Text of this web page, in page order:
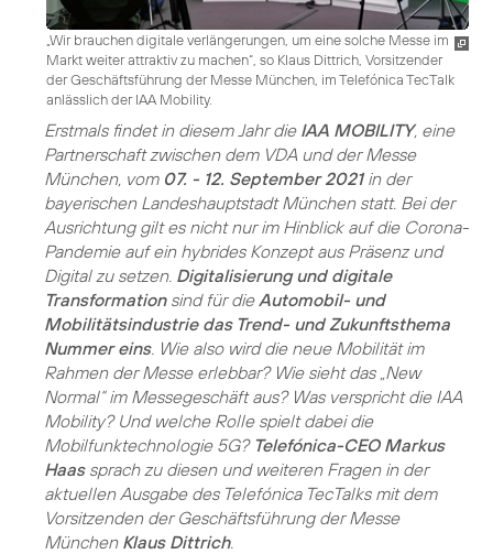
„Wir brauchen digitale verlängerungen, um eine solche Messe im
Markt weiter attraktiv zu machen“, so Klaus Dittrich, Vorsitzender
der Geschäftsführung der Messe München, im Telefónica TecTalk
anlässlich der IAA Mobility.
Erstmals findet in diesem Jahr die IAA MOBILITY, eine
Partnerschaft zwischen dem VDA und der Messe
München, vom 07. - 12. September 2021in der
bayerischen Landeshauptstadt München statt. Bei der
Ausrichtung gilt es nicht nur im Hinblick auf die Corona-
Pandemie auf ein hybrides Konzept aus Präsenz und
Digital zu setzen. Digitalisierung und digitale
Transformationsind für dieAutomobil- und
Mobilitätsindustrie das Trend- und Zukunftsthema
Nummer eins. Wie also wird die neue Mobilität im
Rahmen der Messe erlebbar? Wie sieht das „New
Normal“ im Messegeschäft aus? Was verspricht die IAA
Mobility? Und welche Rolle spielt dabei die
Mobilfunktechnologie 5G? Telefónica-CEO Markus
Haassprach zu diesen und weiteren Fragen in der
aktuellen Ausgabe des Telefónica TecTalks mit dem
Vorsitzenden der Geschäftsführung der Messe
München Klaus Dittrich.